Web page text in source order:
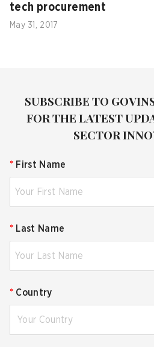
tech procurement
May 31, 2017
SUBSCRIBE TO
FOR THE LATEST
SECTOR
* First Name
* Last Name
* Country
Your Country